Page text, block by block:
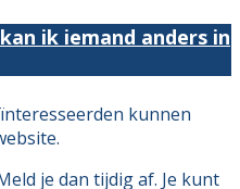
ik iemand anders in
kunnen
je dan tijdig af. Je kunt